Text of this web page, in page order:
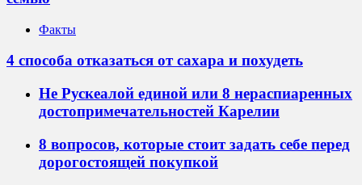
Факты
4 способа отказаться от сахара и похудеть
Не Рускеалой единой или 8 нераспиаренных
достопримечательностей Карелии
8 вопросов, которые стоит задать себе перед
дорогостоящей покупкой